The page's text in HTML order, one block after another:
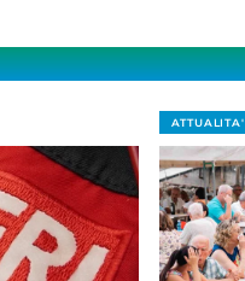
ATTUALITA'